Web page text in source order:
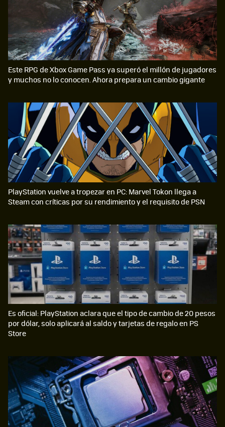
Este RPG de Xbox Game Pass ya superó el millón de jugadores
y muchos no lo conocen. Ahora prepara un cambio gigante
PlayStation vuelve a tropezar en PC: Marvel Tokon llega a
Steam con críticas por su rendimiento y el requisito de PSN
Es oficial: PlayStation aclara que el tipo de cambio de 20 pesos
por dólar, solo aplicará al saldo y tarjetas de regalo en PS
Store